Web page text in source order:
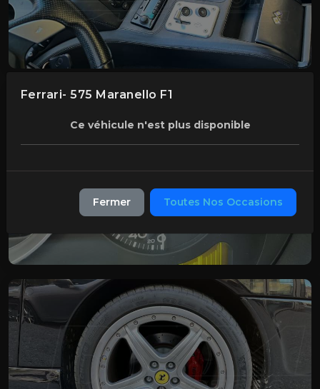
Ferrari- 575 Maranello F1
Ce véhicule n'est plus disponible
Fermer Toutes Nos Occasions